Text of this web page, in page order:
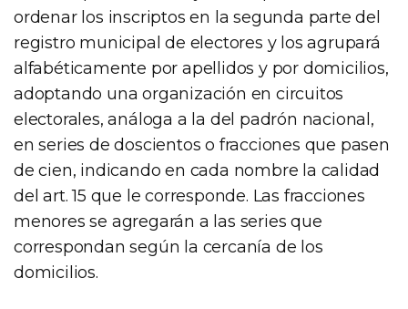
ordenar los inscriptos en la segunda parte del
registro municipal de electores y los agrupará
alfabéticamente por apellidos y por domicilios,
adoptando una organización en circuitos
electorales, análoga a la del padrón nacional,
en series de doscientos o fracciones que pasen
de cien, indicando en cada nombre la calidad
del art. 15 que le corresponde. Las fracciones
menores se agregarán a las series que
correspondan según la cercanía de los
domicilios.